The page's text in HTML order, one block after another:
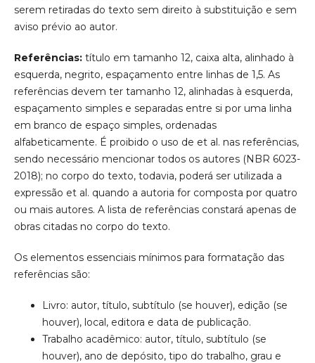
serem retiradas do texto sem direito à substituição e sem
aviso prévio ao autor.
Referências:título em tamanho 12, caixa alta, alinhado à
esquerda, negrito, espaçamento entre linhas de 1,5. As
referências devem ter tamanho 12, alinhadas à esquerda,
espaçamento simples e separadas entre si por uma linha
em branco de espaço simples, ordenadas
alfabeticamente. É proibido o uso de et al. nas referências,
sendo necessário mencionar todos os autores (NBR 6023-
2018); no corpo do texto, todavia, poderá ser utilizada a
expressão et al. quando a autoria for composta por quatro
ou mais autores. A lista de referências constará apenas de
obras citadas no corpo do texto.
Os elementos essenciais mínimos para formatação das
referências são:
Livro: autor, título, subtítulo (se houver), edição (se
houver), local, editora e data de publicação.
Trabalho acadêmico: autor, título, subtítulo (se
houver), ano de depósito, tipo do trabalho, grau e